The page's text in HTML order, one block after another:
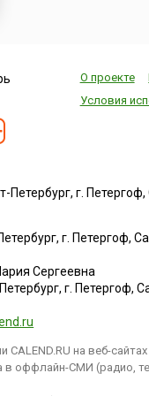
О проекте
Условия
г.
г. Петергоф,
Сергеевна
г. Петергоф,
на веб-
оффлайн-СМИ (радио,